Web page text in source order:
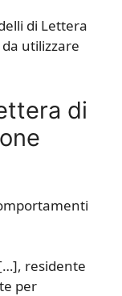
di Lettera
utilizzare
di
residente
per